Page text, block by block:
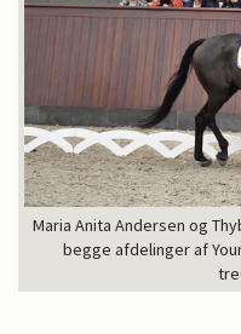
Maria Anita Andersen og
begge afdelinger af